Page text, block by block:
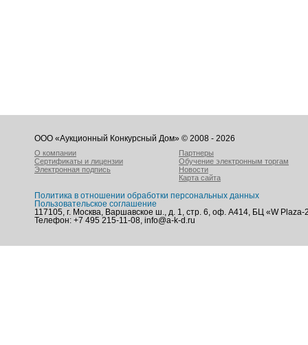
ООО «Аукционный Конкурсный Дом» © 2008 - 2026
О компании
Сертификаты и лицензии
Электронная подпись
Партнеры
Обучение электронным торгам
Новости
Карта сайта
Политика в отношении обработки персональных данных
Пользовательское соглашение
117105, г. Москва, Варшавское ш., д. 1, стр. 6, оф. А414, БЦ «W Plaza-
Телефон: +7 495 215-11-08, info@a-k-d.ru